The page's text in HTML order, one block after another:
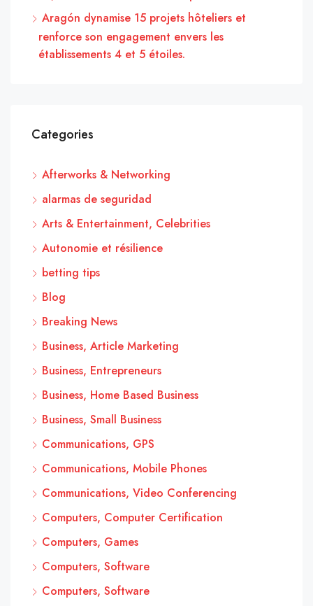
Aragón dynamise 15 projets hôteliers et
renforce son engagement envers les
établissements 4 et 5 étoiles.
Categories
Afterworks & Networking
alarmas de seguridad
Arts & Entertainment, Celebrities
Autonomie et résilience
betting tips
Blog
Breaking News
Business, Article Marketing
Business, Entrepreneurs
Business, Home Based Business
Business, Small Business
Communications, GPS
Communications, Mobile Phones
Communications, Video Conferencing
Computers, Computer Certification
Computers, Games
Computers, Software
Computers, Software